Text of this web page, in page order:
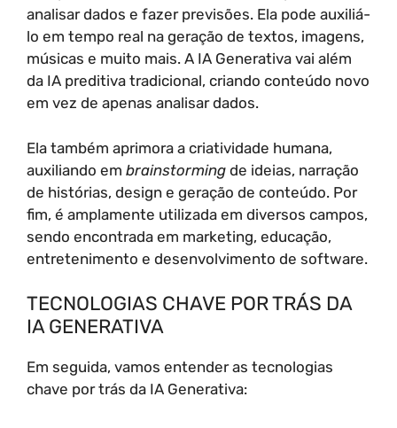
analisar dados e fazer previsões. Ela pode auxiliá-
lo em tempo real na geração de textos, imagens,
músicas e muito mais. A IA Generativa vai além
da IA preditiva tradicional, criando conteúdo novo
em vez de apenas analisar dados.
Ela também aprimora a criatividade humana,
auxiliando em brainstorming de ideias, narração
de histórias, design e geração de conteúdo. Por
fim, é amplamente utilizada em diversos campos,
sendo encontrada em marketing, educação,
entretenimento e desenvolvimento de software.
TECNOLOGIAS CHAVE POR TRÁS DA
IA GENERATIVA
Em seguida, vamos entender as tecnologias
chave por trás da IA Generativa: